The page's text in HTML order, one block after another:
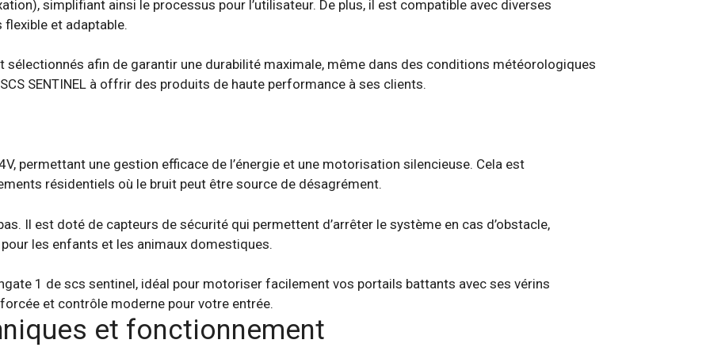
simplifiant ainsi le processus pour l’utilisateur. De plus, il est compatible avec diverses
et adaptable.
afin de garantir une durabilité maximale, même dans des conditions météorologiques
SENTINEL à offrir des produits de haute performance à ses clients.
permettant une gestion efficace de l’énergie et une motorisation silencieuse. Cela est
résidentiels où le bruit peut être source de désagrément.
Il est doté de capteurs de sécurité qui permettent d’arrêter le système en cas d’obstacle,
les enfants et les animaux domestiques.
et fonctionnement